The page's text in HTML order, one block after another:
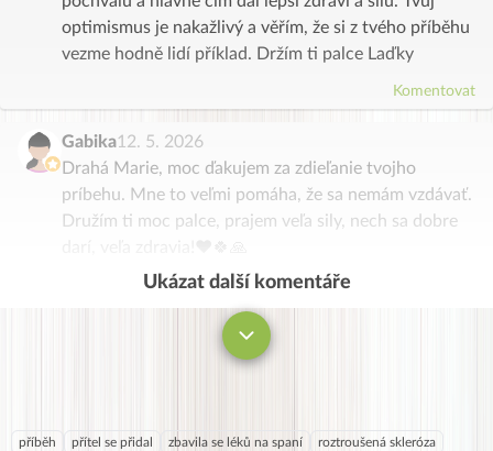
optimismus je nakažlivý a věřím, že si z tvého příběhu
vezme hodně lidí příklad. Držím ti palce Laďky
Komentovat
Gabika12. 5. 2026
Drahá Marie, moc ďakujem za zdieľanie tvojho
príbehu. Mne to veľmi pomáha, že sa nemám vzdávať.
Družím ti moc palce, prajem veľa sily, nech sa dobre
Ukázat další komentáře
příběh přítel se přidal zbavila se léků na spaní
roztroušená skleróza